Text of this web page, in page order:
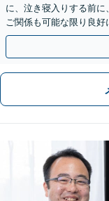
に、泣き寝入りする前
ご関係も可能な限り良
つつ、双方が納得できる